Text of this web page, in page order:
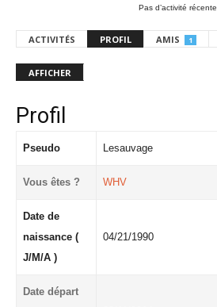
Pas d’activité récente
ACTIVITÉS PROFIL AMIS 1
AFFICHER
Profil
Pseudo Lesauvage
Vous êtes ? WHV
Date de
naissance (
J/M/A )
04/21/1990
Date départ